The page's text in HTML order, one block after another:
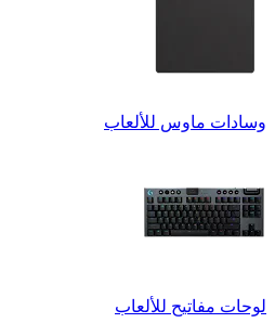
وسادات ماوس للألعاب
لوحات مفاتيح للألعاب